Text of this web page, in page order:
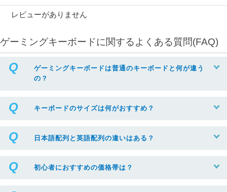
レビューがありません
ゲーミングキーボードに関するよくある質問(FAQ)
ゲーミングキーボードは普通のキーボードと何が違う
の？
キーボードのサイズは何がおすすめ？
日本語配列と英語配列の違いはある？
初心者におすすめの価格帯は？